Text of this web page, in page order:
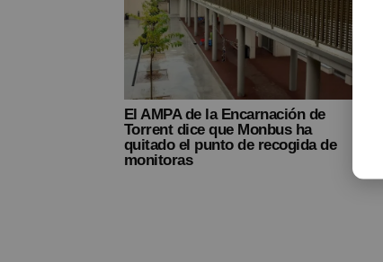
El AMPA de la Encarnación de
Torrent dice que Monbus ha
quitado el punto de recogida de
monitoras